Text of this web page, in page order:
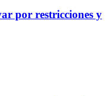
por restricciones y